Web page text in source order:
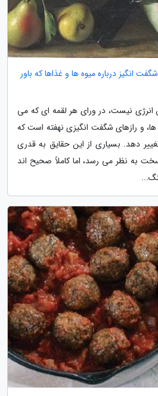
انگیز درباره میوه ها و غذاها که باور
انرژی نیست، در ورای هر لقمه ای که می
ها، و رازهای شگفت انگیزی نهفته است که
دهد. بسیاری از این حقایق به قدری
به نظر می رسد، اما کاملاً صحیح اند